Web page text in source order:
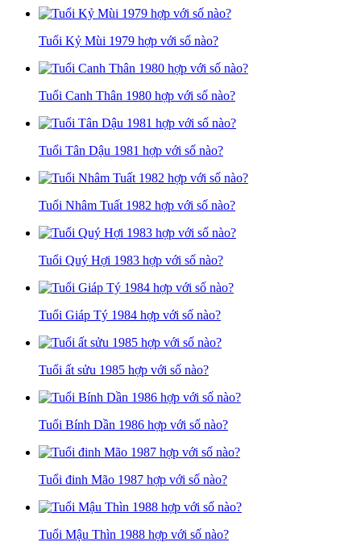
Tuổi Kỷ Mùi 1979 hợp với số nào?
Tuổi Canh Thân 1980 hợp với số nào?
Tuổi Tân Dậu 1981 hợp với số nào?
Tuổi Nhâm Tuất 1982 hợp với số nào?
Tuổi Quý Hợi 1983 hợp với số nào?
Tuổi Giáp Tý 1984 hợp với số nào?
Tuổi ất sửu 1985 hợp với số nào?
Tuổi Bính Dần 1986 hợp với số nào?
Tuổi đinh Mão 1987 hợp với số nào?
Tuổi Mậu Thìn 1988 hợp với số nào?